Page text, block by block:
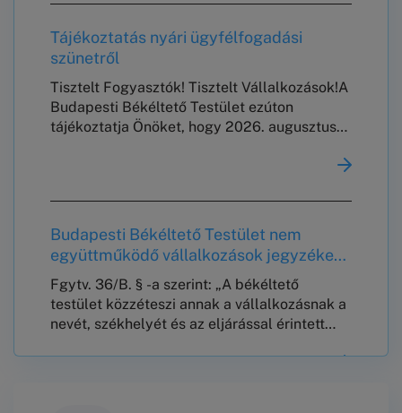
Tájékoztatás nyári ügyfélfogadási
szünetről
Tisztelt Fogyasztók! Tisztelt Vállalkozások!A
Budapesti Békéltető Testület ezúton
tájékoztatja Önöket, hogy 2026. augusztus
szünetel.2026. augusztus 24-től a szokásos
ügyfélfogadási rendben várjuk
Önöket!Köszönjük a megértést!
Üdvözlettel,Budapesti Békéltető Testület
Budapesti Békéltető Testület nem
együttműködő vállalkozások jegyzéke
2026. január 15. – 2026. július 15-ig.
Fgytv. 36/B. § -a szerint: „A békéltető
testület közzéteszi annak a vállalkozásnak a
nevét, székhelyét és az eljárással érintett